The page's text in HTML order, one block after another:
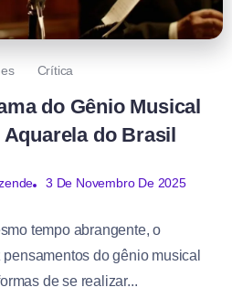
Crítica
do Gênio Musical
do Brasil
3 De Novembro De 2025
tempo abrangente, o
pensamentos do gênio musical
de se realizar...